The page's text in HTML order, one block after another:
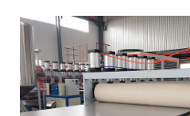
Производитель